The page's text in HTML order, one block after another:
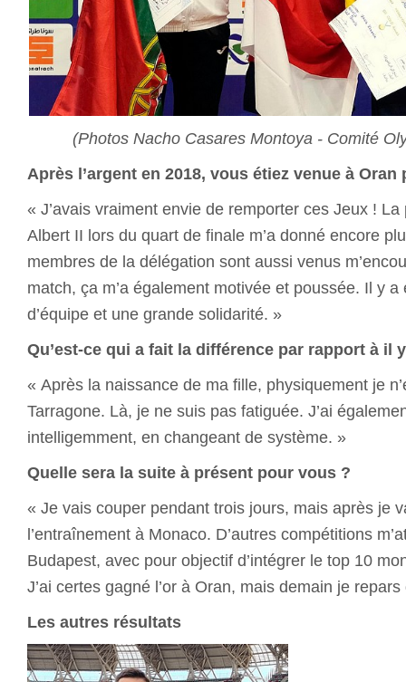
(Photos Nacho Casares Montoya - Comité
Après l’argent en 2018, vous étiez venue à Oran
« J’avais vraiment envie de remporter ces Jeux !
Albert II lors du quart de finale m’a donné encore
membres de la délégation sont aussi venus
match, ça m’a également motivée et poussée. Il y
d’équipe et une grande solidarité. »
Qu’est-ce qui a fait la différence par rapport à il
« Après la naissance de ma fille, physiquement je
Tarragone. Là, je ne suis pas fatiguée. J’ai
intelligemment, en changeant de système. »
Quelle sera la suite à présent pour vous ?
« Je vais couper pendant trois jours, mais après je
l’entraînement à Monaco. D’autres compétitions
Budapest, avec pour objectif d’intégrer le top 10
J’ai certes gagné l’or à Oran, mais demain je
Les autres résultats